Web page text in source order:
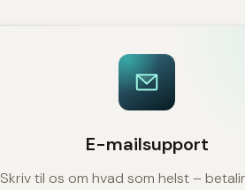
E-mailsupport
Skriv til os om hvad som helst –